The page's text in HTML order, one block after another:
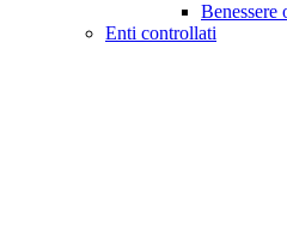
Benessere
Enti controllati